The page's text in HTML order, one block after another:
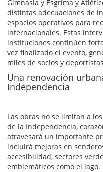
Gimnasia y Esgrima y
distintas adecuaciones de
espacios operativos para
internacionales. Estas
instituciones continúen
vez finalizado el evento,
miles de socios y
Una renovación
Independencia
Las obras no se limitan a
de la Independencia,
atravesará un importante
incluirá mejoras en
accesibilidad, sectores
emblemáticos como el lago.